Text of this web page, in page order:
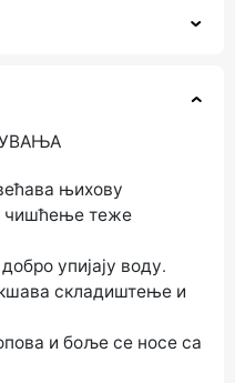
њихову
чишћење теже
упијају воду.
складиштење и
и боље се носе са